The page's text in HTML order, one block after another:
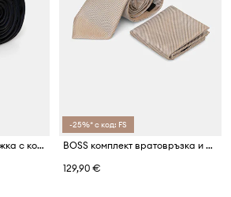
HUGO вратовръзка мъжка с коприна Tie cm 6
-25%* с код: FS
BOSS комплект вратовръзка и джобна кърпичка мъжки с коприна H-SET
129,90 €